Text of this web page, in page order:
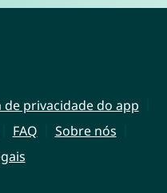
de privacidade do app
FAQ
Sobre nós